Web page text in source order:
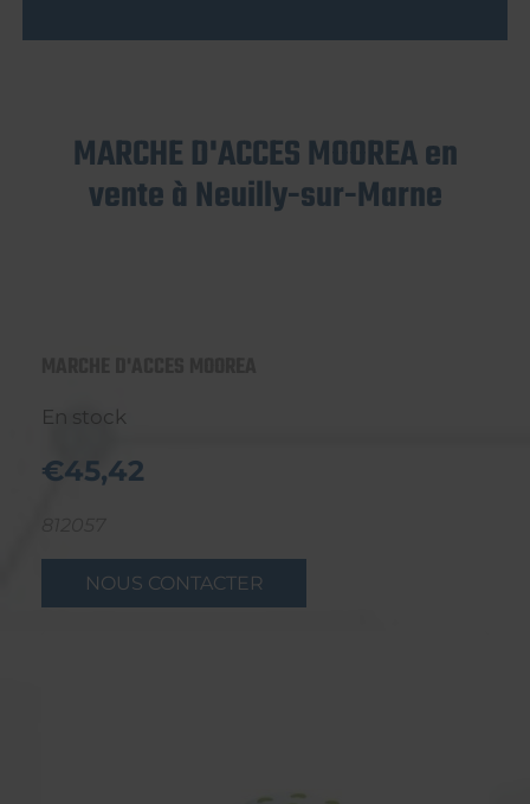
MARCHE D'ACCES MOOREA en
vente à Neuilly-sur-Marne
En stock
€45,42
NOUS CONTACTER